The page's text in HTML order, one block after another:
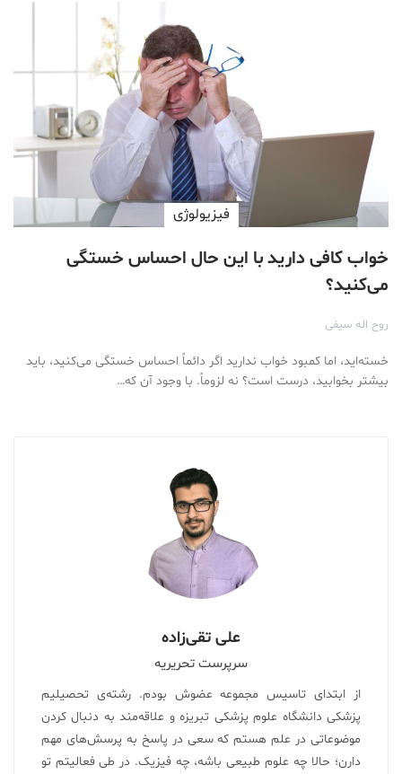
فیزیولوژی
خواب کافی دارید با این حال احساس خستگی
می‌کنید؟
روح اله سیفی
خسته‌اید، اما کمبود خواب ندارید اگر دائماً احساس خستگی می‌کنید، باید
بیشتر بخوابید، درست است؟ نه لزوماً. با وجود آن که…
علی تقی‌زاده
سرپرست تحریریه
از ابتدای تاسیس مجموعه عضوش بودم. رشته‌ی تحصیلیم
پزشکی دانشگاه علوم پزشکی تبریزه و علاقه‌مند به دنبال کردن
موضوعاتی در علم هستم که سعی در پاسخ به پرسش‌های مهم
دارن؛ حالا چه علوم طبیعی باشه، چه فیزیک. در طی فعالیتم تو